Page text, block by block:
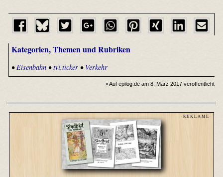
Kategorien, Themen und Rubriken
• Eisenbahn•tvi.ticker• Verkehr
• Auf epilog.de am 8. März 2017 veröffentlicht
- R E K L A M E -